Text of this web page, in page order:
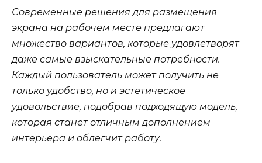
Современные решения для размещения
экрана на рабочем месте предлагают
множество вариантов, которые удовлетворят
даже самые взыскательные потребности.
Каждый пользователь может получить не
только удобство, но и эстетическое
удовольствие, подобрав подходящую модель,
которая станет отличным дополнением
интерьера и облегчит работу.